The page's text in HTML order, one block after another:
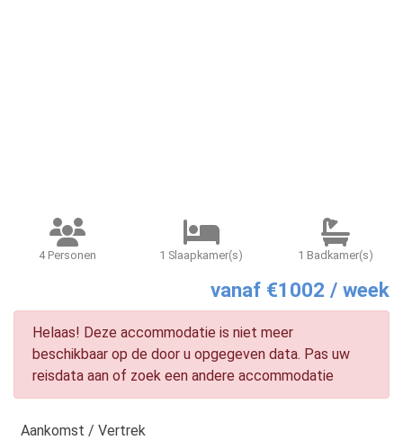
4 Personen 1 Slaapkamer(s) 1 Badkamer(s)
vanaf €1002 / week
Helaas! Deze accommodatie is niet meer
beschikbaar op de door u opgegeven data. Pas uw
reisdata aan of zoek een andere accommodatie
Aankomst / Vertrek